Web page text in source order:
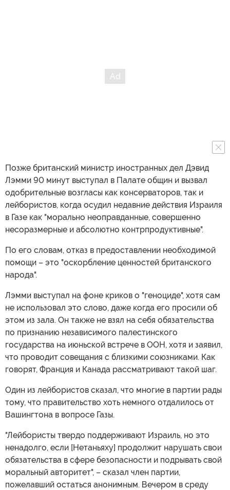
Позже британский министр иностранных дел Дэвид
Лэмми 90 минут выступал в Палате общин и вызвал
одобрительные возгласы как консерваторов, так и
лейбористов, когда осудил недавние действия Израиля
в Газе как "морально неоправданные, совершенно
несоразмерные и абсолютно контрпродуктивные".
По его словам, отказ в предоставлении необходимой
помощи – это "оскорбление ценностей британского
народа".
Лэмми выступал на фоне криков о "геноциде", хотя сам
не использовал это слово, даже когда его просили об
этом из зала. Он также не взял на себя обязательства
по признанию независимого палестинского
государства на июньской встрече в ООН, хотя и заявил,
что проводит совещания с близкими союзниками. Как
говорят, Франция и Канада рассматривают такой шаг.
Один из лейбористов сказал, что многие в партии рады
тому, что правительство хоть немного отдалилось от
Вашингтона в вопросе Газы.
"Лейбористы твердо поддерживают Израиль, но это
ненадолго, если [Нетаньяху] продолжит нарушать свои
обязательства в сфере безопасности и подрывать свой
моральный авторитет", – сказал член партии,
пожелавший остаться анонимным. Вечером в среду